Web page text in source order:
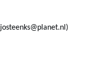
josteenks@planet.nl )